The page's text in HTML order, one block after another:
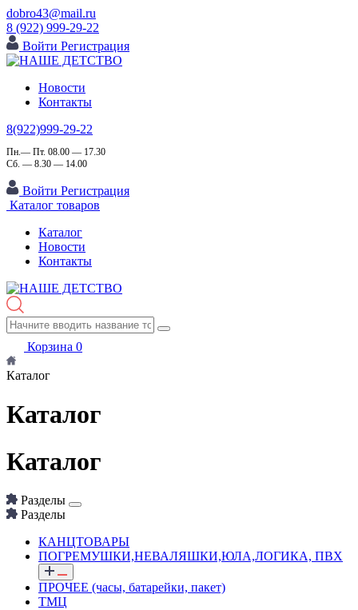
dobro43@mail.ru
8 (922) 999-29-22
Войти Регистрация
Новости
Контакты
8(922)999-29-22
Пн.— Пт. 08.00 — 17.30
Сб. — 8.30 — 14.00
Войти Регистрация
Каталог товаров
Каталог
Новости
Контакты
Корзина 0
Каталог
Каталог
Каталог
Разделы
Разделы
КАНЦТОВАРЫ
ПОГРЕМУШКИ,НЕВАЛЯШКИ,ЮЛА,ЛОГИКА, ПВХ
ПРОЧЕЕ (часы, батарейки, пакет)
ТМЦ